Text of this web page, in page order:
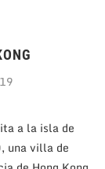
a la isla de
una villa de